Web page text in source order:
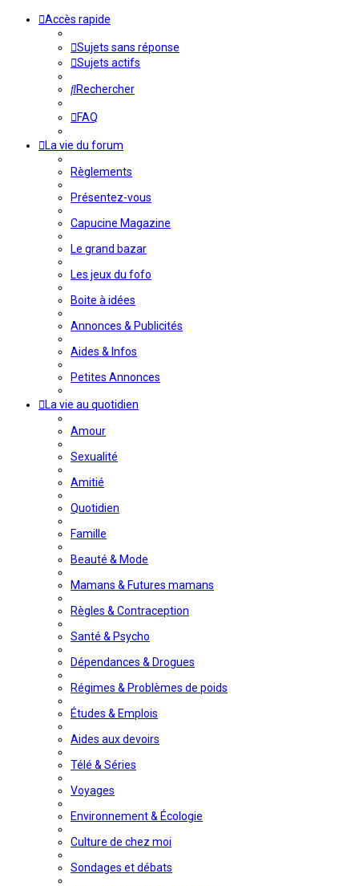
Accès rapide
Sujets sans réponse
Sujets actifs
Rechercher
FAQ
La vie du forum
Règlements
Présentez-vous
Capucine Magazine
Le grand bazar
Les jeux du fofo
Boite à idées
Annonces & Publicités
Aides & Infos
Petites Annonces
La vie au quotidien
Amour
Sexualité
Amitié
Quotidien
Famille
Beauté & Mode
Mamans & Futures mamans
Règles & Contraception
Santé & Psycho
Dépendances & Drogues
Régimes & Problèmes de poids
Études & Emplois
Aides aux devoirs
Télé & Séries
Voyages
Environnement & Écologie
Culture de chez moi
Sondages et débats